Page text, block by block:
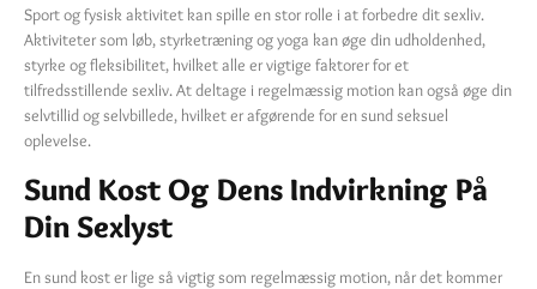
Sport og fysisk aktivitet kan spille en stor rolle i at forbedre dit sexliv.
Aktiviteter som løb, styrketræning og yoga kan øge din udholdenhed,
styrke og fleksibilitet, hvilket alle er vigtige faktorer for et
tilfredsstillende sexliv. At deltage i regelmæssig motion kan også øge din
selvtillid og selvbillede, hvilket er afgørende for en sund seksuel
oplevelse.
Sund Kost Og Dens Indvirkning På
Din Sexlyst
En sund kost er lige så vigtig som regelmæssig motion, når det kommer